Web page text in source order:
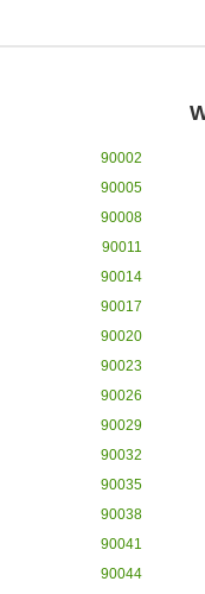
90002
90005
90008
90011
90014
90017
90020
90023
90026
90029
90032
90035
90038
90041
90044